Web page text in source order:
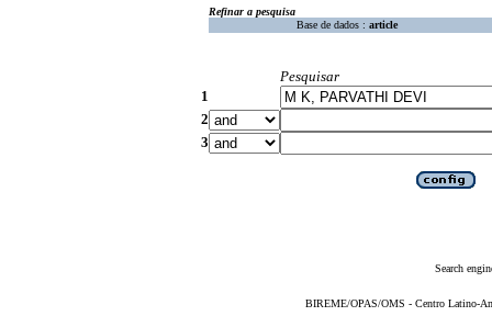
Refinar a pesquisa
Base de dados : article
Pesquisar
1
2
3
Search
BIREME/OPAS/OMS - Centro Latino-